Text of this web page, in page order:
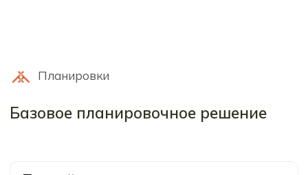
Комплектации